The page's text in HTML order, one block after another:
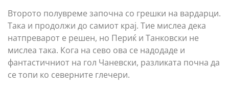
Второто полувреме започна со грешки на вардарци.
Така и продолжи до самиот крај. Тие мислеа дека
натпреварот е решен, но Периќ и Танковски не
мислеа така. Кога на сево ова се надодаде и
фантастичниот на гол Чаневски, разликата почна да
се топи ко северните глечери.